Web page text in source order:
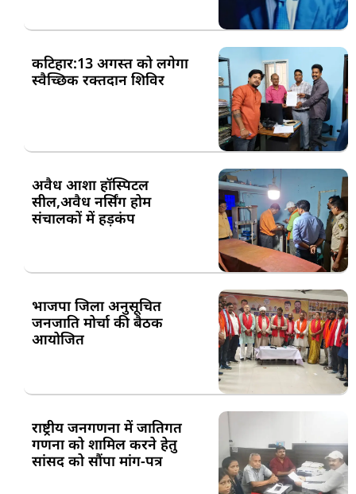
कटिहार:13 अगस्त को लगेगा
स्वैच्छिक रक्तदान शिविर
अवैध आशा हॉस्पिटल
सील,अवैध नर्सिंग होम
संचालकों में हड़कंप
भाजपा जिला अनुसूचित
जनजाति मोर्चा की बैठक
आयोजित
राष्ट्रीय जनगणना में जातिगत
गणना को शामिल करने हेतु
सांसद को सौंपा मांग-पत्र